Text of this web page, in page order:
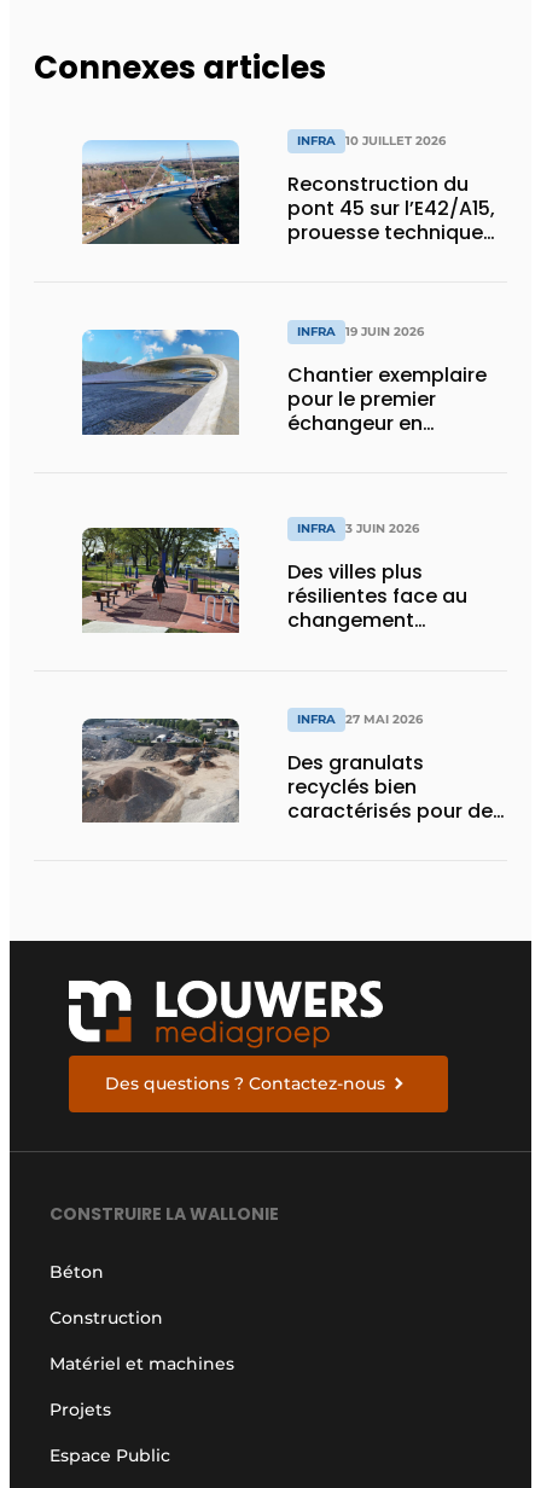
Connexes articles
INFRA 10 JUILLET 2026
Reconstruction du
pont 45 sur l’E42/A15,
prouesse technique
INFRA 19 JUIN 2026
Chantier exemplaire
pour le premier
échangeur en
INFRA 3 JUIN 2026
Des villes plus
résilientes face au
changement
INFRA 27 MAI 2026
Des granulats
recyclés bien
caractérisés pour des
Des questions ? Contactez-nous
CONSTRUIRE LA WALLONIE
Béton
Construction
Matériel et machines
Projets
Espace Public